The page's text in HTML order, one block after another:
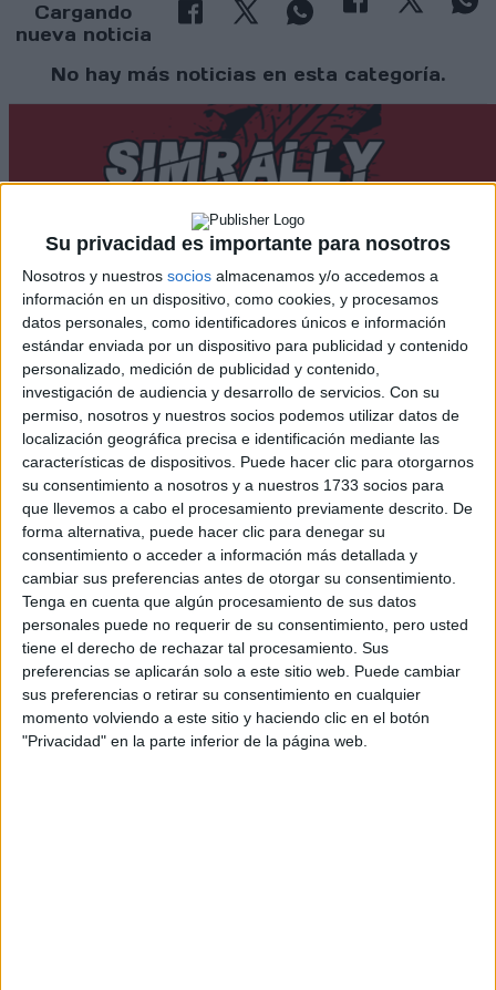
Su privacidad es importante para nosotros
Nosotros y nuestros socios almacenamos y/o accedemos a
información en un dispositivo, como cookies, y procesamos
datos personales, como identificadores únicos e información
estándar enviada por un dispositivo para publicidad y contenido
personalizado, medición de publicidad y contenido,
investigación de audiencia y desarrollo de servicios. Con su
permiso, nosotros y nuestros socios podemos utilizar datos de
localización geográfica precisa e identificación mediante las
características de dispositivos. Puede hacer clic para otorgarnos
su consentimiento a nosotros y a nuestros 1733 socios para
que llevemos a cabo el procesamiento previamente descrito. De
forma alternativa, puede hacer clic para denegar su
consentimiento o acceder a información más detallada y
cambiar sus preferencias antes de otorgar su consentimiento.
Tenga en cuenta que algún procesamiento de sus datos
personales puede no requerir de su consentimiento, pero usted
tiene el derecho de rechazar tal procesamiento. Sus
preferencias se aplicarán solo a este sitio web. Puede cambiar
sus preferencias o retirar su consentimiento en cualquier
momento volviendo a este sitio y haciendo clic en el botón
"Privacidad" en la parte inferior de la página web.
Cargando
nueva noticia
No hay más noticias en esta categoría.
Rallyes
WRC
S-CER
ERC
CERA
CERT
Internacionales
Campeonatos Autonómicos
Históricos
Dakar
RallyCross
Circuitos
F1
Fórmula E
F2 / F3 / F4
Resistencia
Indycar
Otros